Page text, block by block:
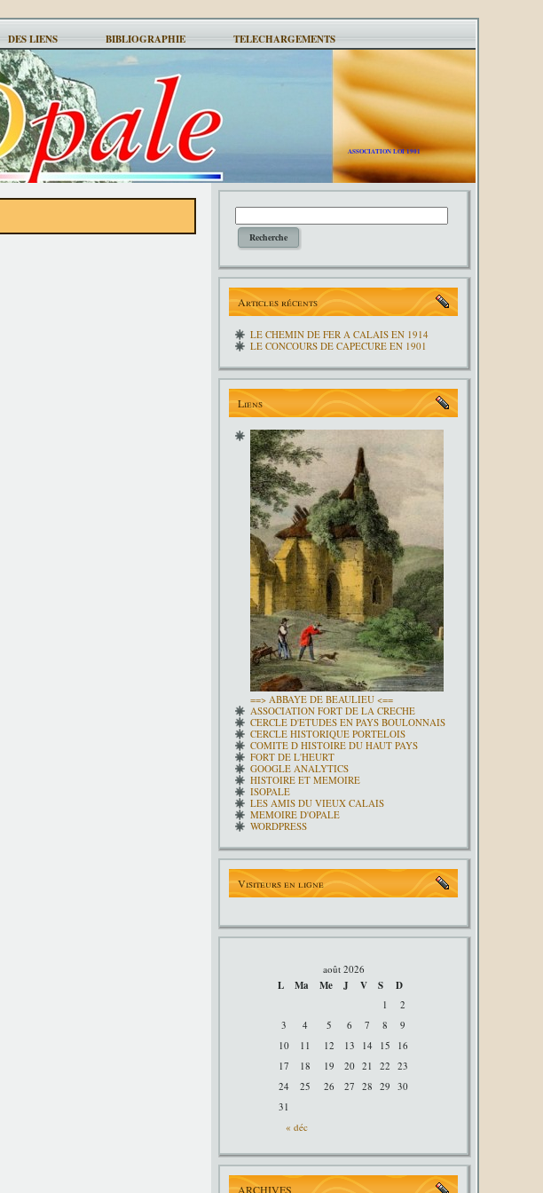
DES LIENS BIBLIOGRAPHIE TELECHARGEMENTS
ASSOCIATION LOI 1901
Articles récents
LE CHEMIN DE FER A CALAIS EN 1914
LE CONCOURS DE CAPECURE EN 1901
Liens
==> ABBAYE DE BEAULIEU <==
ASSOCIATION FORT DE LA CRECHE
CERCLE D'ETUDES EN PAYS BOULONNAIS
CERCLE HISTORIQUE PORTELOIS
COMITE D HISTOIRE DU HAUT PAYS
FORT DE L'HEURT
GOOGLE ANALYTICS
HISTOIRE ET MEMOIRE
ISOPALE
LES AMIS DU VIEUX CALAIS
MEMOIRE D'OPALE
WORDPRESS
Visiteurs en ligne
août 2026
L Ma Me J V S D
« déc
1
2
3
4 5 6 7 8
9
10
11 12 13 14 15
16
17
18 19 20 21 22 23
24
25 26 27 28 29 30
31
ARCHIVES